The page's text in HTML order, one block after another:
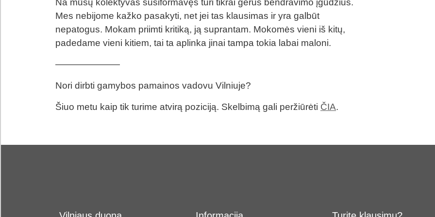
Na mūsų kolektyvas susiformavęs turi tikrai gerus bendravimo įgūdžius.
Mes nebijome kažko pasakyti, net jei tas klausimas ir yra galbūt
nepatogus. Mokam priimti kritiką, ją suprantam. Mokomės vieni iš kitų,
padedame vieni kitiem, tai ta aplinka jinai tampa tokia labai maloni.
———————
Nori dirbti gamybos pamainos vadovu Vilniuje?
Šiuo metu kaip tik turime atvirą poziciją. Skelbimą gali peržiūrėti ČIA.